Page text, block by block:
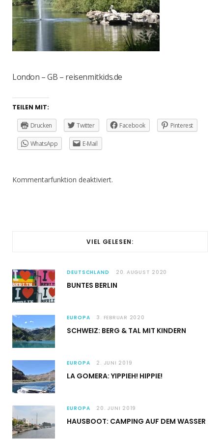
London – GB – reisenmitkids.de
TEILEN MIT:
Drucken Twitter Facebook Pinterest
WhatsApp E-Mail
Kommentarfunktion deaktiviert.
VIEL GELESEN:
DEUTSCHLAND 20. AUGUST 2020
BUNTES BERLIN
EUROPA 3. FEBRUAR 2020
SCHWEIZ: BERG & TAL MIT KINDERN
EUROPA 2. JUNI 2019
LA GOMERA: YIPPIEH! HIPPIE!
EUROPA 20. JUNI 2019
HAUSBOOT: CAMPING AUF DEM WASSER